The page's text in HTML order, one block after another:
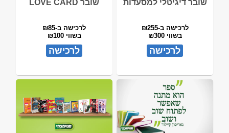
שובר דיגיטלי למסעדות
לרכישה ב-₪255
בשווי ₪300
לרכישה
שובר LOVE CARD
לרכישה ב-₪85
בשווי ₪100
לרכישה